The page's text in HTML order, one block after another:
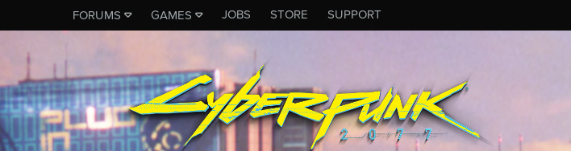
FORUMS GAMES JOBS STORE SUPPORT